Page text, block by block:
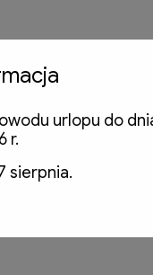
urlopu do
r.
sierpnia.